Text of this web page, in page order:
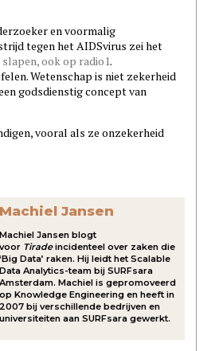
en voormalig
tegen het AIDSvirus zei het
ook op radio1.
Wetenschap is niet zekerheid
godsdienstig concept van
vooral als ze onzekerheid
Machiel Jansen
Machiel Jansen blogt
voor Tiradeincidenteel over zaken die
‘Big Data’ raken. Hij leidt het Scalable
Data Analytics-team bij SURFsara
Amsterdam. Machiel is gepromoveerd
op Knowledge Engineering en heeft in
2007 bij verschillende bedrijven en
universiteiten aan SURFsara gewerkt.